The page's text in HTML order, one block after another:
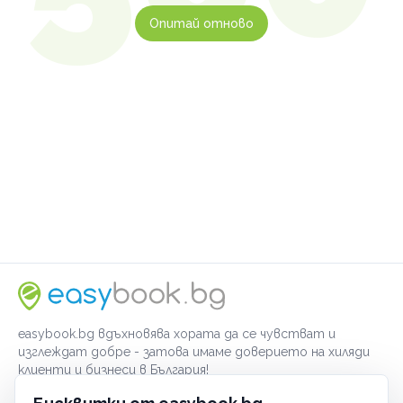
Опитай отново
easybook.bg вдъхновява хората да се чувстват и
изглеждат добре - затова имаме доверието на хиляди
клиенти и бизнеси в България!